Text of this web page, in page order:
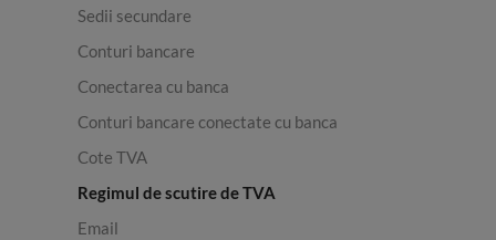
Sedii secundare
Conturi bancare
Conectarea cu banca
Conturi bancare conectate cu banca
Cote TVA
Regimul de scutire de TVA
Email